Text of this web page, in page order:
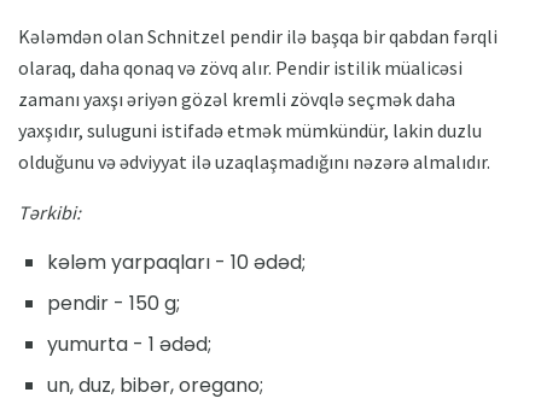
Kələmdən olan Schnitzel pendir ilə başqa bir qabdan fərqli
olaraq, daha qonaq və zövq alır. Pendir istilik müalicəsi
zamanı yaxşı əriyən gözəl kremli zövqlə seçmək daha
yaxşıdır, suluguni istifadə etmək mümkündür, lakin duzlu
olduğunu və ədviyyat ilə uzaqlaşmadığını nəzərə almalıdır.
Tərkibi:
kələm yarpaqları - 10 ədəd;
pendir - 150 g;
yumurta - 1 ədəd;
un, duz, bibər, oregano;